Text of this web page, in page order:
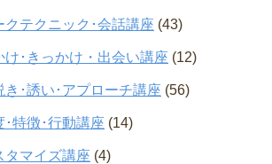
クテクニック･会話講座 (43)
け･きっかけ・出会い講座 (12)
き･誘い･アプローチ講座 (56)
特徴･行動講座 (14)
タマイズ講座 (4)